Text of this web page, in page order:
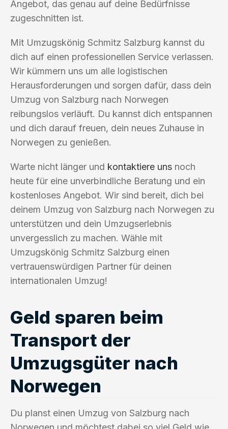
Angebot, das genau auf deine Bedürfnisse
zugeschnitten ist.
Mit Umzugskönig Schmitz Salzburg kannst du
dich auf einen professionellen Service verlassen.
Wir kümmern uns um alle logistischen
Herausforderungen und sorgen dafür, dass dein
Umzug von Salzburg nach Norwegen
reibungslos verläuft. Du kannst dich entspannen
und dich darauf freuen, dein neues Zuhause in
Norwegen zu genießen.
Warte nicht länger und kontaktiere uns noch
heute für eine unverbindliche Beratung und ein
kostenloses Angebot. Wir sind bereit, dich bei
deinem Umzug von Salzburg nach Norwegen zu
unterstützen und dein Umzugserlebnis
unvergesslich zu machen. Wähle mit
Umzugskönig Schmitz Salzburg einen
vertrauenswürdigen Partner für deinen
internationalen Umzug!
Geld sparen beim
Transport der
Umzugsgüter nach
Norwegen
Du planst einen Umzug von Salzburg nach